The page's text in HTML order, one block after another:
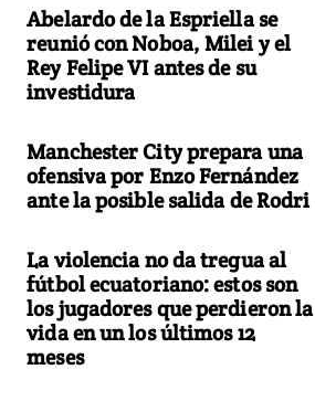
Abelardo de la Espriella se
reunió con Noboa, Milei y el
Rey Felipe VI antes de su
investidura
Manchester City prepara una
ofensiva por Enzo Fernández
ante la posible salida de Rodri
La violencia no da tregua al
fútbol ecuatoriano: estos son
los jugadores que perdieron la
vida en un los últimos 12
meses